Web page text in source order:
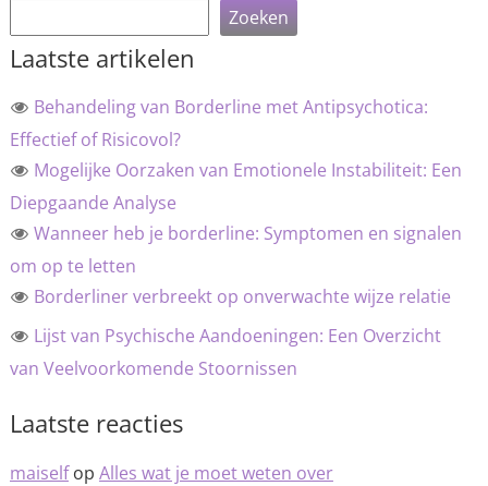
Zoeken
Laatste artikelen
Behandeling van Borderline met Antipsychotica:
Effectief of Risicovol?
Mogelijke Oorzaken van Emotionele Instabiliteit: Een
Diepgaande Analyse
Wanneer heb je borderline: Symptomen en signalen
om op te letten
Borderliner verbreekt op onverwachte wijze relatie
Lijst van Psychische Aandoeningen: Een Overzicht
van Veelvoorkomende Stoornissen
Laatste reacties
maiselfop Alles wat je moet weten over